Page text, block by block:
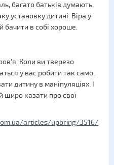
багато батьків думають,
установку дитині. Віра у
бачити в собі хороше.
Коли ви тверезо
у вас робити так само.
дитину в маніпуляціях. І
щиро казати про свої
articles/upbring/3516/